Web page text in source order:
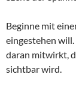
Beginne mit
eingestehen
daran mitwirkt,
sichtbar wird.